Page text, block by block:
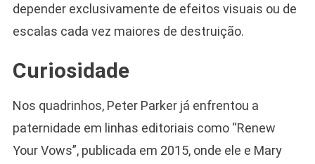
depender exclusivamente de efeitos visuais ou de
escalas cada vez maiores de destruição.
Curiosidade
Nos quadrinhos, Peter Parker já enfrentou a
paternidade em linhas editoriais como “Renew
Your Vows”, publicada em 2015, onde ele e Mary